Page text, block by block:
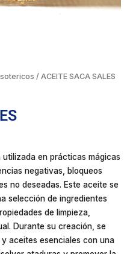
/ ACEITE SACA SALES
en prácticas mágicas
negativas, bloqueos
no deseadas. Este aceite se
selección de ingredientes
de limpieza,
Durante su creación, se
aceites esenciales con una